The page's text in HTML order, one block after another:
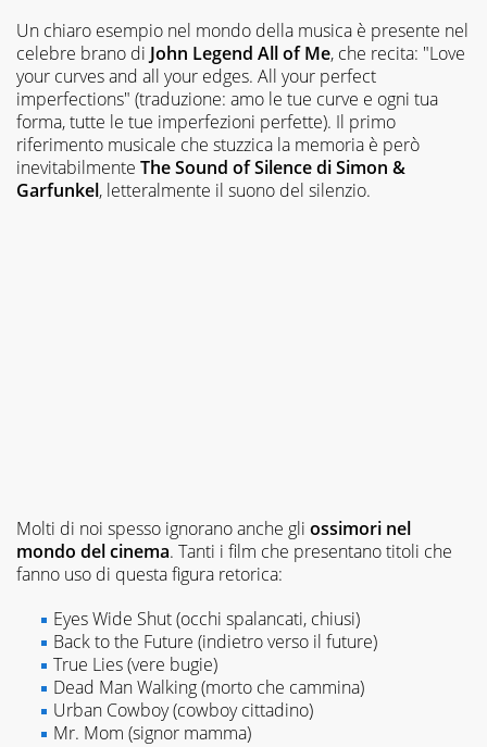
Un chiaro esempio nel mondo della musica è presente nel
celebre brano di John Legend All of Me, che recita: "Love
your curves and all your edges. All your perfect
imperfections" (traduzione: amo le tue curve e ogni tua
forma, tutte le tue imperfezioni perfette). Il primo
riferimento musicale che stuzzica la memoria è però
inevitabilmente The Sound of Silencedi Simon &
Garfunkel, letteralmente il suono del silenzio.
Molti di noi spesso ignorano anche gli ossimori nel
mondo del cinema. Tanti i film che presentano titoli che
fanno uso di questa figura retorica:
Eyes Wide Shut(occhi spalancati, chiusi)
Back to the Future (indietro verso il future)
True Lies(vere bugie)
Dead Man Walking(morto che cammina)
Urban Cowboy(cowboy cittadino)
Mr. Mom (signor mamma)